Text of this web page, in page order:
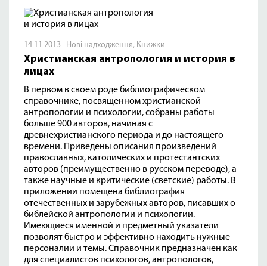
14 11 2013 Нові надходження, Книжки
Христианская антропология и история в
лицах
В первом в своем роде библиографическом
справочнике, посвященном христианской
антропологии и психологии, собраны работы
больше 900 авторов, начиная с
древнехристианского периода и до настоящего
времени. Приведены описания произведений
православных, католических и протестантских
авторов (преимущественно в русском переводе), а
также научные и критические (светские) работы. В
приложении помещена библиография
отечественных и зарубежных авторов, писавших о
библейской антропологии и психологии.
Имеющиеся именной и предметный указатели
позволят быстро и эффективно находить нужные
персоналии и темы. Справочник предназначен как
для специалистов психологов, антропологов,